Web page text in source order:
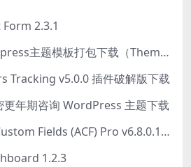
2.3.1
Divi v5.1.1 wordpress主题模板打包下载（Theme + Builder+ Extra Theme + Templates + Layouts + PSD）
Tracking v5.0.0 插件破解版下载
更年期咨询 WordPress 主题下载
亲测Advanced Custom Fields (ACF) Pro v6.8.0.1 + Advanced Custom Fields: Extended PRO v0.9.2.3 | 网站开发自定义字段插件下载
1.2.3